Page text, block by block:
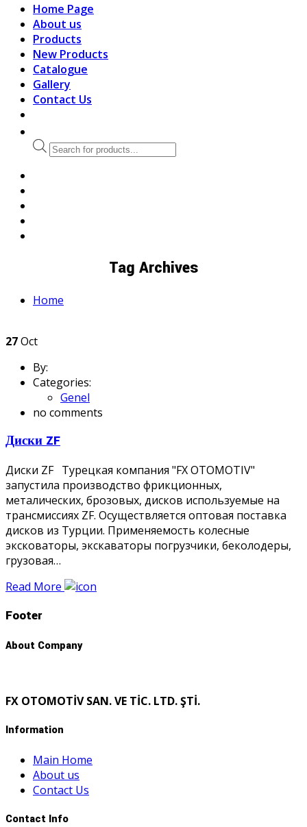
Home Page
About us
Products
New Products
Catalogue
Gallery
Contact Us
Products
search
Tag Archives
Home
27Oct
By:
Categories:
Genel
no comments
Диски ZF
Диски ZF Турецкая компания "FX OTOMOTIV"
запустила производство фрикционных,
металических, брозовых, дисков используемые на
трансмиссиях ZF. Осуществляется оптовая поставка
дисков из Турции. Применяемость колесные
эксковаторы, экскаваторы погрузчики, беколодеры,
грузовая…
Read More
Footer
About Company
FX OTOMOTİV SAN. VE TİC. LTD. ŞTİ.
Information
Main Home
About us
Contact Us
Contact Info